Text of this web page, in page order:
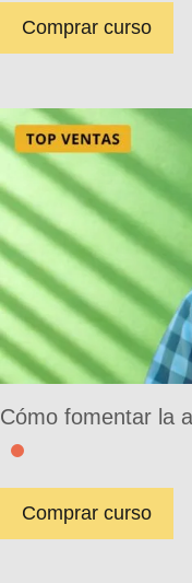
Comprar curso
Cómo fomentar la
Comprar curso